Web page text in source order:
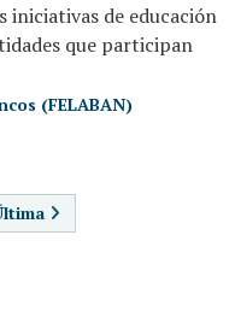
iniciativas de educación
que participan
(FELABAN)